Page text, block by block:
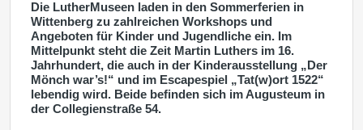
Die LutherMuseen laden in den Sommerferien in
Wittenberg zu zahlreichen Workshops und
Angeboten für Kinder und Jugendliche ein. Im
Mittelpunkt steht die Zeit Martin Luthers im 16.
Jahrhundert, die auch in der Kinderausstellung „Der
Mönch war’s!“ und im Escapespiel „Tat(w)ort 1522“
lebendig wird. Beide befinden sich im Augusteum in
der Collegienstraße 54.